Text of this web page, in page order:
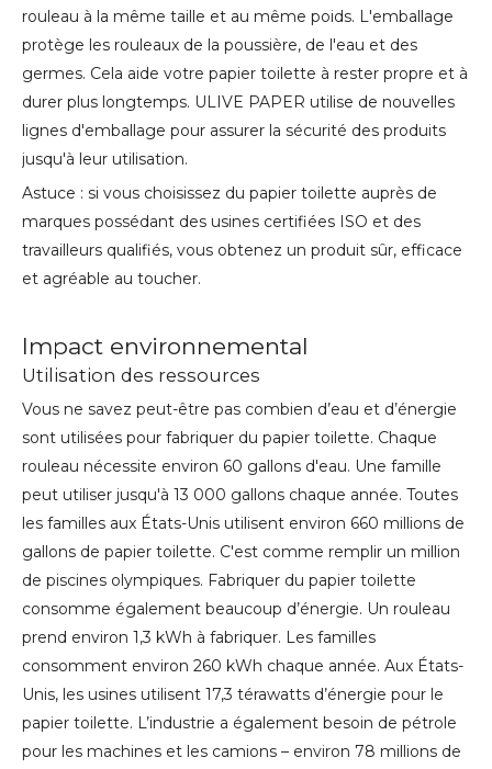
rouleau à la même taille et au même poids. L'emballage
protège les rouleaux de la poussière, de l'eau et des
germes. Cela aide votre papier toilette à rester propre et à
durer plus longtemps. ULIVE PAPER utilise de nouvelles
lignes d'emballage pour assurer la sécurité des produits
jusqu'à leur utilisation.
Astuce : si vous choisissez du papier toilette auprès de
marques possédant des usines certifiées ISO et des
travailleurs qualifiés, vous obtenez un produit sûr, efficace
et agréable au toucher.
Impact environnemental
Utilisation des ressources
Vous ne savez peut-être pas combien d’eau et d’énergie
sont utilisées pour fabriquer du papier toilette. Chaque
rouleau nécessite environ 60 gallons d'eau. Une famille
peut utiliser jusqu'à 13 000 gallons chaque année. Toutes
les familles aux États-Unis utilisent environ 660 millions de
gallons de papier toilette. C'est comme remplir un million
de piscines olympiques. Fabriquer du papier toilette
consomme également beaucoup d’énergie. Un rouleau
prend environ 1,3 kWh à fabriquer. Les familles
consomment environ 260 kWh chaque année. Aux États-
Unis, les usines utilisent 17,3 térawatts d’énergie pour le
papier toilette. L’industrie a également besoin de pétrole
pour les machines et les camions – environ 78 millions de